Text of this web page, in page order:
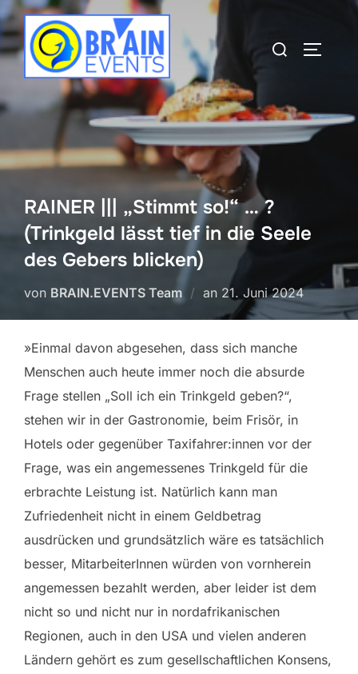
Zum
Inhalt
springen
Suchen
RAINER ||| „Stimmt so!“ … ?
(Trinkgeld lässt tief in die Seele
des Gebers blicken)
von BRAIN.EVENTS Team an Veröffentlicht
am
21. Juni 2024
»Einmal davon abgesehen, dass sich manche
Menschen auch heute immer noch die absurde
Frage stellen „Soll ich ein Trinkgeld geben?“,
stehen wir in der Gastronomie, beim Frisör, in
Hotels oder gegenüber Taxifahrer:innen vor der
Frage, was ein angemessenes Trinkgeld für die
erbrachte Leistung ist. Natürlich kann man
Zufriedenheit nicht in einem Geldbetrag
ausdrücken und grundsätzlich wäre es tatsächlich
besser, MitarbeiterInnen würden von vornherein
angemessen bezahlt werden, aber leider ist dem
nicht so und nicht nur in nordafrikanischen
Regionen, auch in den USA und vielen anderen
Ländern gehört es zum gesellschaftlichen Konsens,